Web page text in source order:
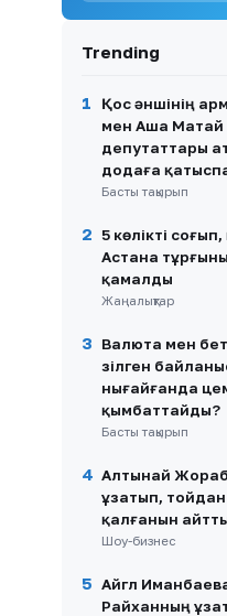
(ВИДЕО)
10
Айгүл
туған
Trending
1
Қос әншінің
мен Аша
депутаттары
додаға
Басты тақырып
2
5 көлікті
Астана
қамалды
Жаңалықтар
3
Валюта мен
үзілген
нығайғанда
қымбаттайды?
Басты тақырып
4 Алтынай
ұзатып,
қалғанын
Шоу-бизнес
5 Айгүл Иманбаева
Райханның